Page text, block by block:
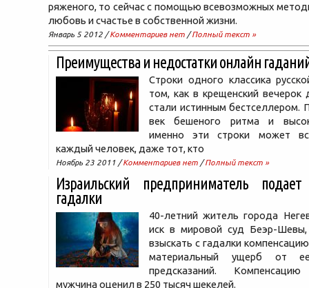
ряженого, то сейчас с помощью всевозможных
любовь и счастье в собственной жизни.
Январь 5 2012 /Комментариев нет /Полный текст »
Преимущества и недостатки онлайн
Строки одного классика
том, как в крещенский вечерок
стали истинным бестселлером.
век бешеного ритма и
именно эти строки может
каждый человек, даже тот, кто
Ноябрь 23 2011 /Комментариев нет /Полный текст »
Израильский предприниматель
гадалки
40-летний житель города
иск в мировой суд Беэр-Шевы,
взыскать с гадалки
материальный ущерб от
предсказаний. Компенсацию
мужчина оценил в 250 тысяч шекелей.